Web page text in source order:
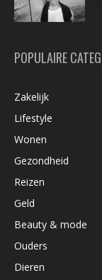
POPULAIRE
Zakelijk
Lifestyle
Wonen
Gezondheid
Reizen
Geld
Beauty & mode
Ouders
Dieren